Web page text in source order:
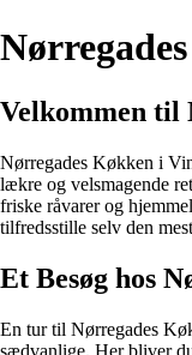
Velkommen til
Nørregades Køkken i
lækre og velsmagende
friske råvarer og
tilfredsstille selv den
Et Besøg hos
En tur til Nørregades
sædvanlige. Her bliver